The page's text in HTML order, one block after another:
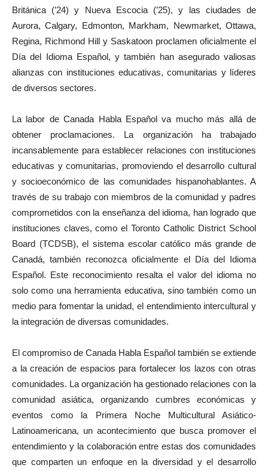
Británica (’24) y Nueva Escocia (’25), y las ciudades de
Aurora, Calgary, Edmonton, Markham, Newmarket, Ottawa,
Regina, Richmond Hill y Saskatoon proclamen oficialmente el
Día del Idioma Español, y también han asegurado valiosas
alianzas con instituciones educativas, comunitarias y líderes
de diversos sectores.
La labor de Canada Habla Español va mucho más allá de
obtener proclamaciones. La organización ha trabajado
incansablemente para establecer relaciones con instituciones
educativas y comunitarias, promoviendo el desarrollo cultural
y socioeconómico de las comunidades hispanohablantes. A
través de su trabajo con miembros de la comunidad y padres
comprometidos con la enseñanza del idioma, han logrado que
instituciones claves, como el Toronto Catholic District School
Board (TCDSB), el sistema escolar católico más grande de
Canadá, también reconozca oficialmente el Día del Idioma
Español. Este reconocimiento resalta el valor del idioma no
solo como una herramienta educativa, sino también como un
medio para fomentar la unidad, el entendimiento intercultural y
la integración de diversas comunidades.
El compromiso de Canada Habla Español también se extiende
a la creación de espacios para fortalecer los lazos con otras
comunidades. La organización ha gestionado relaciones con la
comunidad asiática, organizando cumbres económicas y
eventos como la Primera Noche Multicultural Asiático-
Latinoamericana, un acontecimiento que busca promover el
entendimiento y la colaboración entre estas dos comunidades
que comparten un enfoque en la diversidad y el desarrollo